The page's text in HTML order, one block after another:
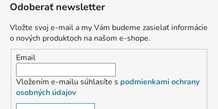
Odoberať newsletter
Vložte svoj e-mail a my Vám budeme zasielať informácie
o nových produktoch na našom e-shope.
Email
Vložením e-mailu súhlasíte s podmienkami ochrany
osobných údajov